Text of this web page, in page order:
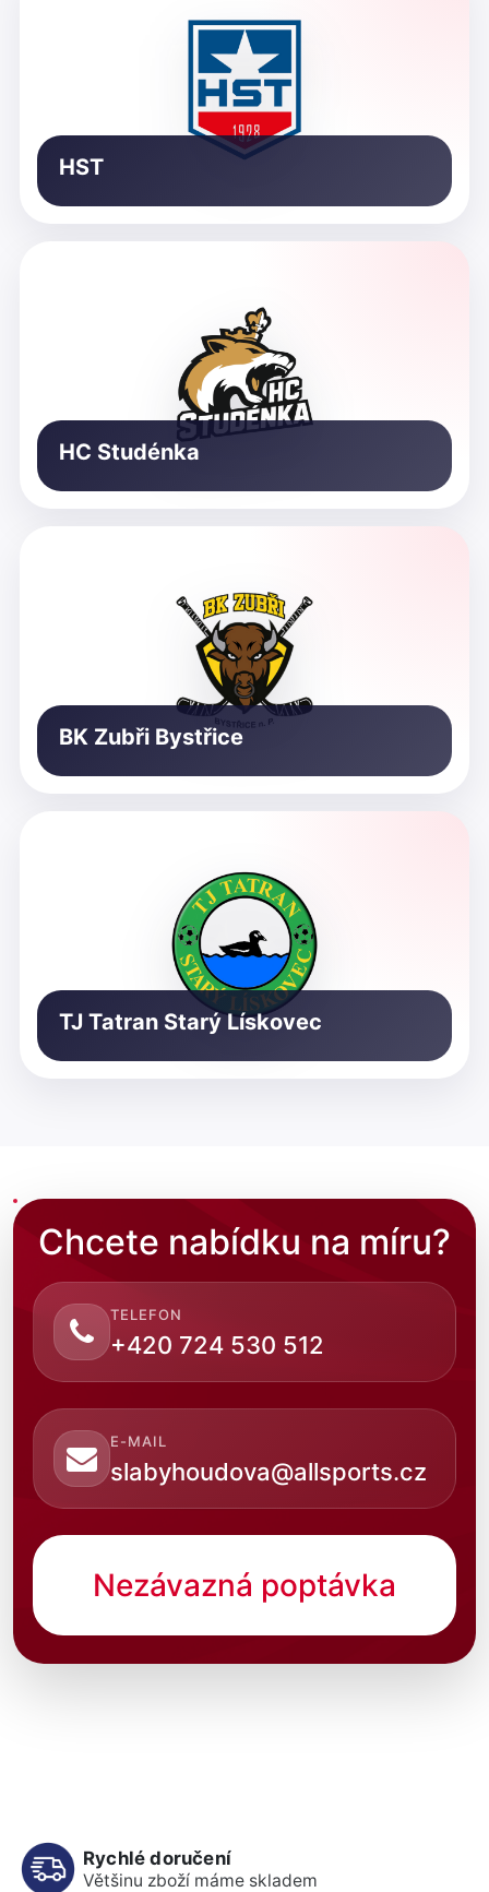
HST
HC Studénka
BK Zubři Bystřice
TJ Tatran Starý Lískovec
Chcete nabídku na míru?
TELEFON
+420 724 530 512
E-MAIL
slabyhoudova@allsports.cz
Nezávazná poptávka
Rychlé doručení
Většinu zboží máme skladem